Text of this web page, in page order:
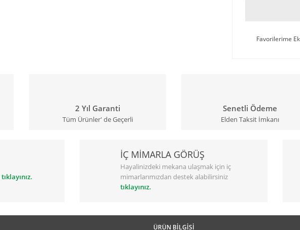
2 Yıl Garanti
Tüm Ürünler' de Geçerli
Senetli Ödeme
Elden Taksit İmkanı
tıklayınız.
İÇ MİMARLA GÖRÜŞ
Hayalinizdeki mekana ulaşmak için iç
mimarlarımızdan destek alabilirsiniz
tıklayınız.
ÜRÜN BILGISI